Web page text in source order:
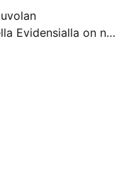
Evidensialla on nyt